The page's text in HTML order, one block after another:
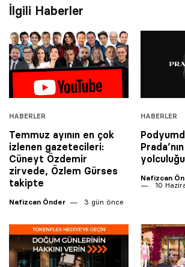
İlgili Haberler
HABERLER
Temmuz ayının en çok
izlenen gazetecileri:
Cüneyt Özdemir
zirvede, Özlem Gürses
takipte
Nafizcan Önder 3 gün önce
HABERLER
yolculuğu
Nafizcan
10